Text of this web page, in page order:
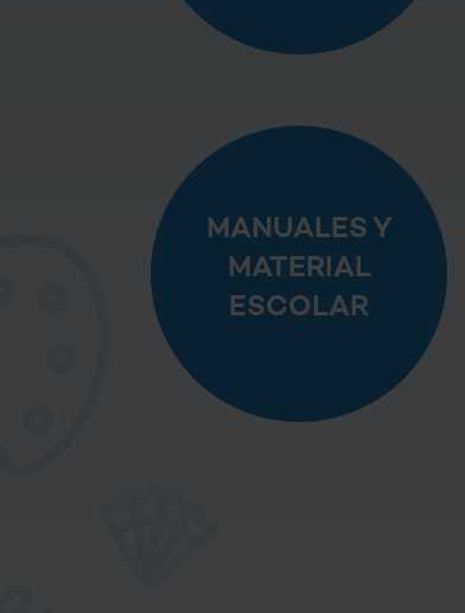
MANUALES Y
MATERIAL
ESCOLAR